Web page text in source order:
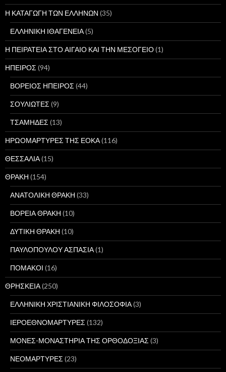
Η ΚΑΤΑΓΩΓΗ ΤΩΝ ΕΛΛΗΝΩΝ (35)
ΕΛΛΗΝΙΚΗ ΙΘΑΓΕΝΕΙΑ(5)
Η ΠΕΙΡΑΤΕΙΑ ΣΤΟ ΑΙΓΑΙΟ ΚΑΙ ΤΗΝ ΜΕΣΟΓΕΙΟ(1)
ΗΠΕΙΡΟΣ (94)
ΒΟΡΕΙΟΣ ΗΠΕΙΡΟΣ (44)
ΣΟΥΛΙΩΤΕΣ (9)
ΤΣΑΜΗΔΕΣ (13)
ΗΡΩΟΜΑΡΤΥΡΕΣ ΤΗΣ ΕΟΚΑ(116)
ΘΕΣΣΑΛΙΑ(15)
ΘΡΑΚΗ (154)
ΑΝΑΤΟΛΙΚΗ ΘΡΑΚΗ (33)
ΒΟΡΕΙΑ ΘΡΑΚΗ (10)
ΔΥΤΙΚΗ ΘΡΑΚΗ (10)
ΠΑΥΛΟΠΟΥΛΟΥ ΑΣΠΑΣΙΑ(1)
ΠΟΜΑΚΟΙ (16)
ΘΡΗΣΚΕΙΑ(250)
ΕΛΛΗΝΙΚΗ ΧΡΙΣΤΙΑΝΙΚΗ ΦΙΛΟΣΟΦΙΑ(3)
ΙΕΡΟΕΘΝΟΜΑΡΤΥΡΕΣ (132)
ΜΟΝΕΣ-ΜΟΝΑΣΤΗΡΙΑ ΤΗΣ ΟΡΘΟΔΟΞΙΑΣ (3)
ΝΕΟΜΑΡΤΥΡΕΣ (23)